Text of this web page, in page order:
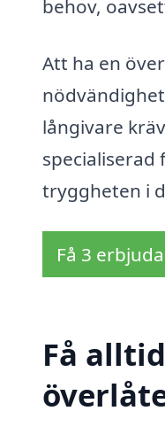
behov,
Att ha en
långivare
specialiserad
tryggheten i
Få 3
Få